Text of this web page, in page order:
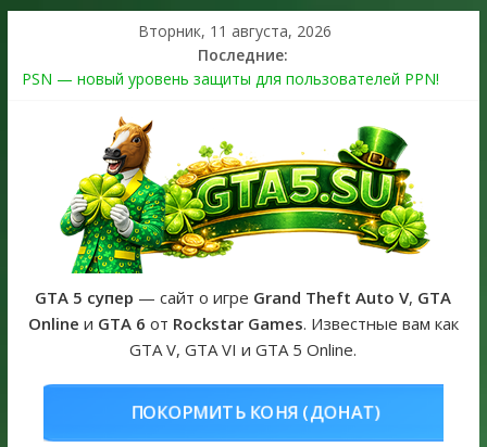
Вторник, 11 августа, 2026
Последние:
PSN — новый уровень защиты для пользователей PPN!
The Kortz Center Heist выйдет в GTA Online уже 14 июля
Регистрация в Rockstar Games Social Club ошибка #1.500.7:
как зарегистрировать аккаунт и войти без проблем в 2026
Получайте особые награды в GTA Online по программе
Fine Art Collector
GTA 6 официальная обложка игры и Предзаказ Grand Theft
Auto VI
GTA 5 супер — сайт о игре Grand Theft Auto V, GTA
Online и GTA 6 от Rockstar Games. Известные вам как
GTA V, GTA VI и GTA 5 Online.
КУПИТЬ GTA 5